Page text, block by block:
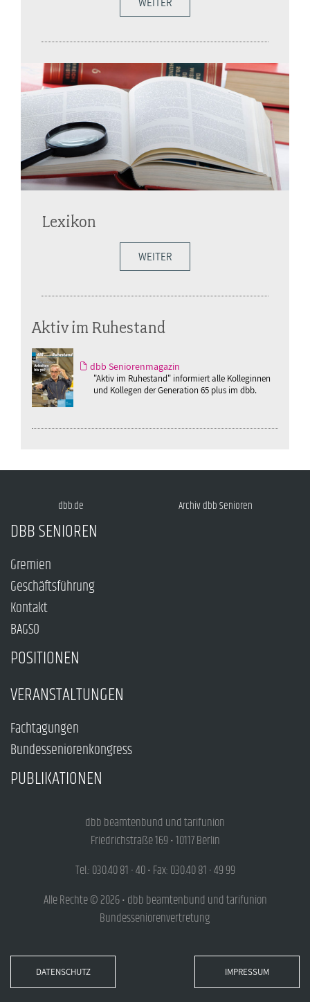
Lexikon
WEITER
Aktiv im Ruhestand
dbb Seniorenmagazin
"Aktiv im Ruhestand" informiert alle Kolleginnen
und Kollegen der Generation 65 plus im dbb.
dbb.de Archiv dbb Senioren
DBB SENIOREN
Gremien
Geschäftsführung
Kontakt
BAGSO
POSITIONEN
VERANSTALTUNGEN
Fachtagungen
Bundesseniorenkongress
PUBLIKATIONEN
dbb beamtenbund und tarifunion
Friedrichstraße 169 • 10117 Berlin
Tel.: 030.40 81 - 40 • Fax: 030.40 81 - 49 99
Alle Rechte © 2026 • dbb beamtenbund und tarifunion
Bundesseniorenvertretung
DATENSCHUTZ IMPRESSUM